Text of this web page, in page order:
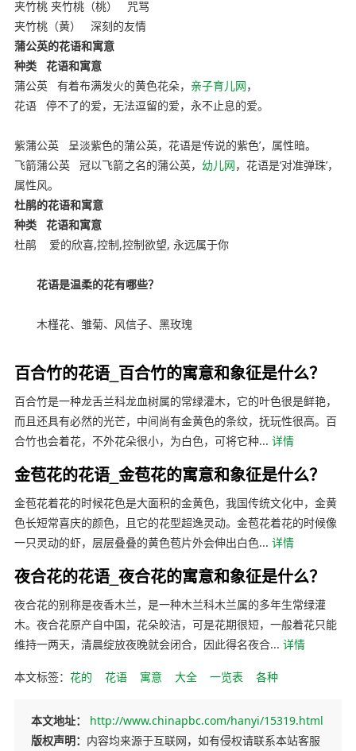
夹竹桃 夹竹桃（桃）
咒骂
夹竹桃（黄）
深刻的友情
蒲公英的花语和寓意
种类
花语和寓意
蒲公英
有着布满发火的黄色花朵， 亲子育儿网，
花语
停不了的爱，无法逗留的爱，永不止息的爱。
紫蒲公英
呈淡紫色的蒲公英，花语是‘传说的紫色’，属性暗。
飞箭蒲公英
冠以飞箭之名的蒲公英， 幼儿网，花语是‘对准弹珠’，
属性风。
杜鹃的花语和寓意
种类
花语和寓意
杜鹃
爱的欣喜,控制,控制欲望, 永远属于你
花语是温柔的花有哪些？
木槿花、雏菊、风信子、黑玫瑰
百合竹的花语_百合竹的寓意和象征是什么？
百合竹是一种龙舌兰科龙血树属的常绿灌木，它的叶色很是鲜艳，
而且还具有必然的光芒，中间尚有金黄色的条纹，抚玩性很高。百
合竹也会着花，不外花朵很小，为白色，可将它种... 详情
金苞花的花语_金苞花的寓意和象征是什么？
金苞花着花的时候花色是大面积的金黄色，我国传统文化中，金黄
色长短常喜庆的颜色，且它的花型超逸灵动。金苞花着花的时候像
一只灵动的虾，层层叠叠的黄色苞片外会伸出白色... 详情
夜合花的花语_夜合花的寓意和象征是什么？
夜合花的别称是夜香木兰，是一种木兰科木兰属的多年生常绿灌
木。夜合花原产自中国，花朵皎洁，可是花期很短，一般着花只能
维持一两天，清晨绽放夜晚就会闭合，因此得名夜合... 详情
本文标签： 花的 花语 寓意 大全 一览表 各种
本文地址：
http://www.chinapbc.com/hanyi/15319.html
版权声明： 内容均来源于互联网，如有侵权请联系本站客服